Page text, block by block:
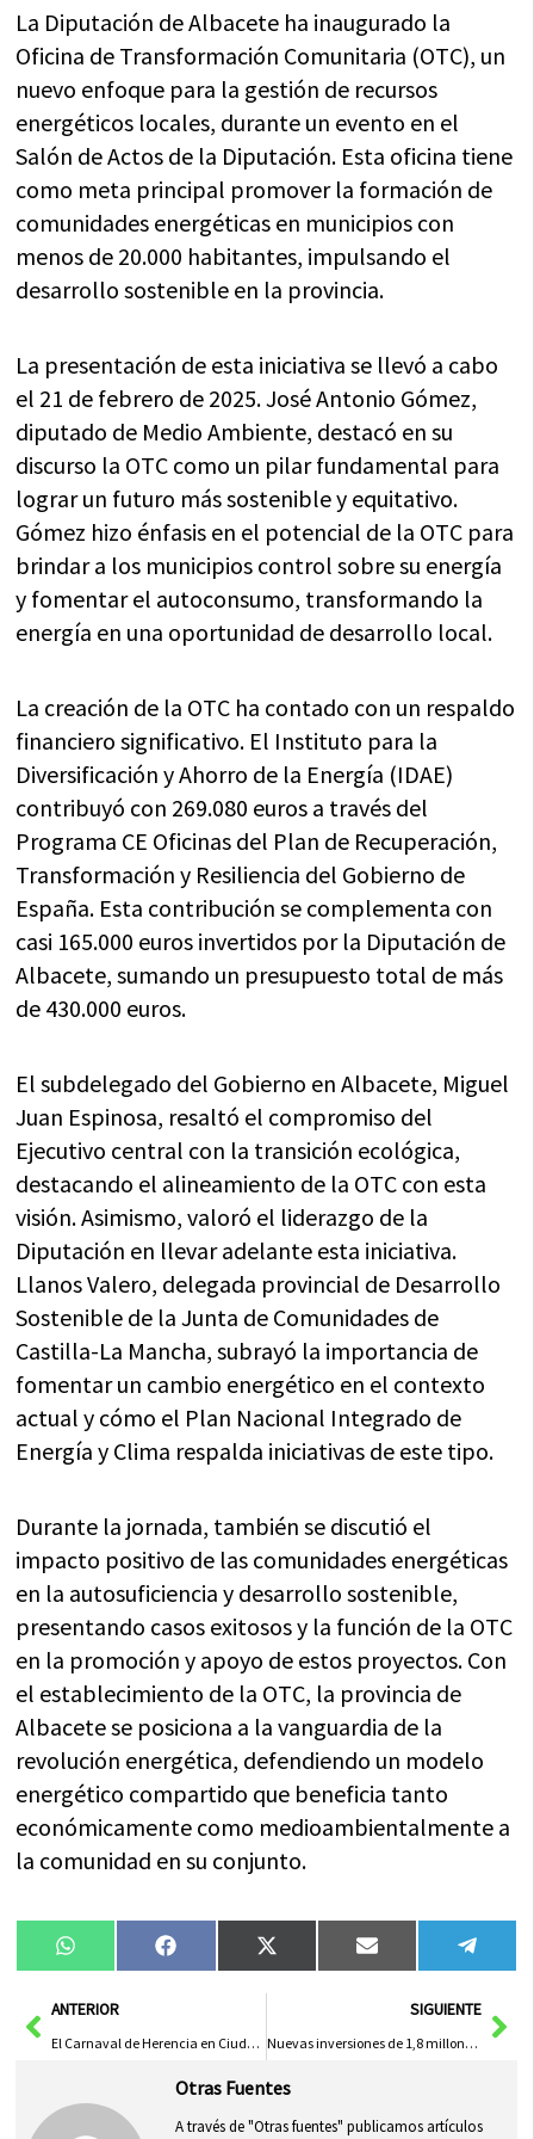
La Diputación de Albacete ha inaugurado la
Oficina de Transformación Comunitaria (OTC), un
nuevo enfoque para la gestión de recursos
energéticos locales, durante un evento en el
Salón de Actos de la Diputación. Esta oficina tiene
como meta principal promover la formación de
comunidades energéticas en municipios con
menos de 20.000 habitantes, impulsando el
desarrollo sostenible en la provincia.
La presentación de esta iniciativa se llevó a cabo
el 21 de febrero de 2025. José Antonio Gómez,
diputado de Medio Ambiente, destacó en su
discurso la OTC como un pilar fundamental para
lograr un futuro más sostenible y equitativo.
Gómez hizo énfasis en el potencial de la OTC para
brindar a los municipios control sobre su energía
y fomentar el autoconsumo, transformando la
energía en una oportunidad de desarrollo local.
La creación de la OTC ha contado con un respaldo
financiero significativo. El Instituto para la
Diversificación y Ahorro de la Energía (IDAE)
contribuyó con 269.080 euros a través del
Programa CE Oficinas del Plan de Recuperación,
Transformación y Resiliencia del Gobierno de
España. Esta contribución se complementa con
casi 165.000 euros invertidos por la Diputación de
Albacete, sumando un presupuesto total de más
de 430.000 euros.
El subdelegado del Gobierno en Albacete, Miguel
Juan Espinosa, resaltó el compromiso del
Ejecutivo central con la transición ecológica,
destacando el alineamiento de la OTC con esta
visión. Asimismo, valoró el liderazgo de la
Diputación en llevar adelante esta iniciativa.
Llanos Valero, delegada provincial de Desarrollo
Sostenible de la Junta de Comunidades de
Castilla-La Mancha, subrayó la importancia de
fomentar un cambio energético en el contexto
actual y cómo el Plan Nacional Integrado de
Energía y Clima respalda iniciativas de este tipo.
Durante la jornada, también se discutió el
impacto positivo de las comunidades energéticas
en la autosuficiencia y desarrollo sostenible,
presentando casos exitosos y la función de la OTC
en la promoción y apoyo de estos proyectos. Con
el establecimiento de la OTC, la provincia de
Albacete se posiciona a la vanguardia de la
revolución energética, defendiendo un modelo
energético compartido que beneficia tanto
económicamente como medioambientalmente a
la comunidad en su conjunto.
Compartir
en
WhatsAppCompartir
en
FacebookCompartir
en
X
(Twitter)
Compartir
en
Email
en
AntANTERIOR
El Carnaval de Herencia en Ciudad Real Podría Ser Declarado Bien de Interés Cultural
SIGUIENTE
Nuevas inversiones de 1,8 millones mejorarán los parques arqueológicos de Alarcos y Cerro de las Cabezas en Ciudad Real
Otras Fuentes
A través de "Otras fuentes" publicamos artículos